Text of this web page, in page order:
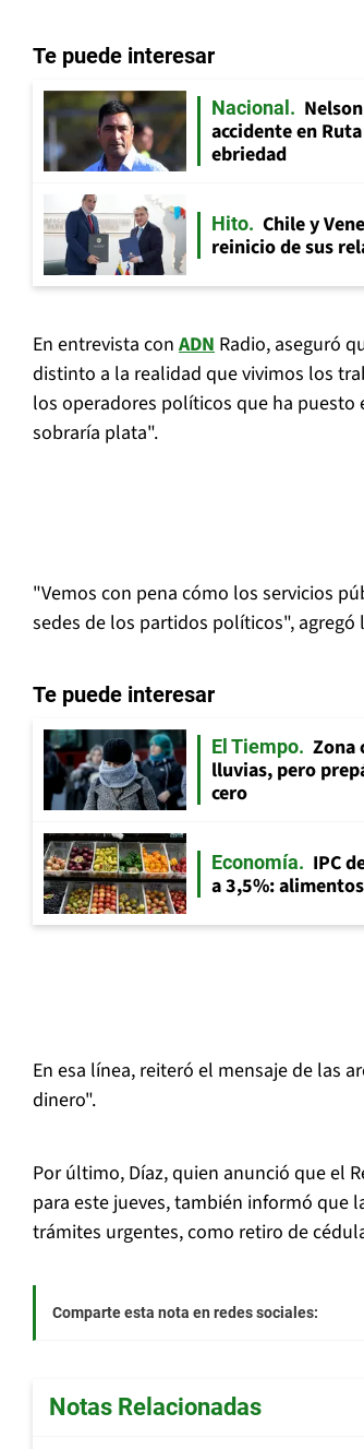
Te puede interesar
Nacional
accidente en
ebriedad
Hito
Chile y
reinicio de sus
En entrevista con ADN Radio, aseguró
distinto a la realidad que vivimos los
los operadores políticos que ha
sobraría plata".
"Vemos con pena cómo los servicios
sedes de los partidos políticos", agregó
Te puede interesar
El Tiempo
Zona
lluvias, pero
cero
Economía
IPC
a 3,5%:
En esa línea, reiteró el mensaje de las
dinero".
Por último, Díaz, quien anunció que el
para este jueves, también informó que
trámites urgentes, como retiro de
Comparte esta nota en redes sociales:
Notas Relacionadas